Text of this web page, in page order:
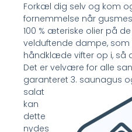
Forkæl dig selv og kom
fornemmelse når
100 % æteriske olier på
velduftende dampe,
håndklæde vifter op i, så
Det er velvære for alle
garanteret 3. saunagus
salat
kan
dette
nydes